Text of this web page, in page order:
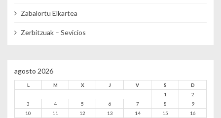
Zabalortu Elkartea
Zerbitzuak – Sevicios
agosto 2026
L M X J V S
D
1
2
3
4 5 6 7 8
9
10
11 12 13 14 15 16